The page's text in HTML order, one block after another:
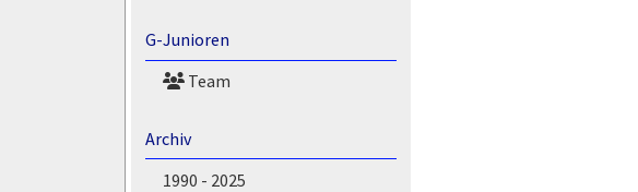
G-Junioren
Team
Archiv
1990 - 2025